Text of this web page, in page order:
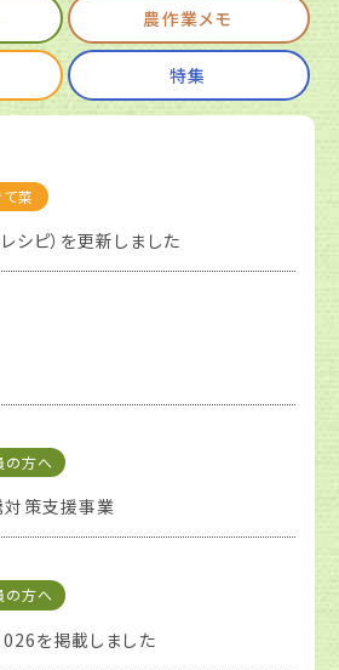
農作業メモ
特集
て菜
シピ）を更新しました
の方へ
策支援事業
の方へ
を掲載しました